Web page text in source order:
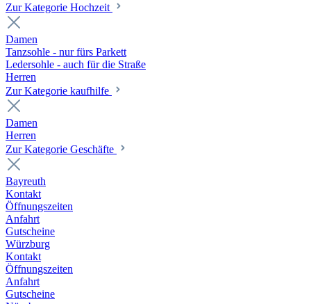
Zur Kategorie Hochzeit
Damen
Tanzsohle - nur fürs Parkett
Ledersohle - auch für die Straße
Herren
Zur Kategorie kaufhilfe
Damen
Herren
Zur Kategorie Geschäfte
Bayreuth
Kontakt
Öffnungszeiten
Anfahrt
Gutscheine
Würzburg
Kontakt
Öffnungszeiten
Anfahrt
Gutscheine